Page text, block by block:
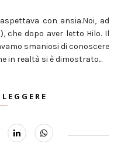
con ansia.Noi, ad
che dopo aver letto Hilo. Il
smaniosi di conoscere
in realtà si è dimostrato...